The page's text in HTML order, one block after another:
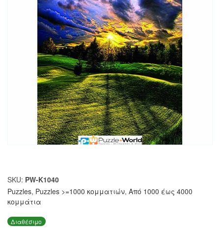
SKU: PW-K1040
Puzzles, Puzzles >=1000 κομματιών, Από 1000 έως 4000
κομμάτια
Διαθέσιμο